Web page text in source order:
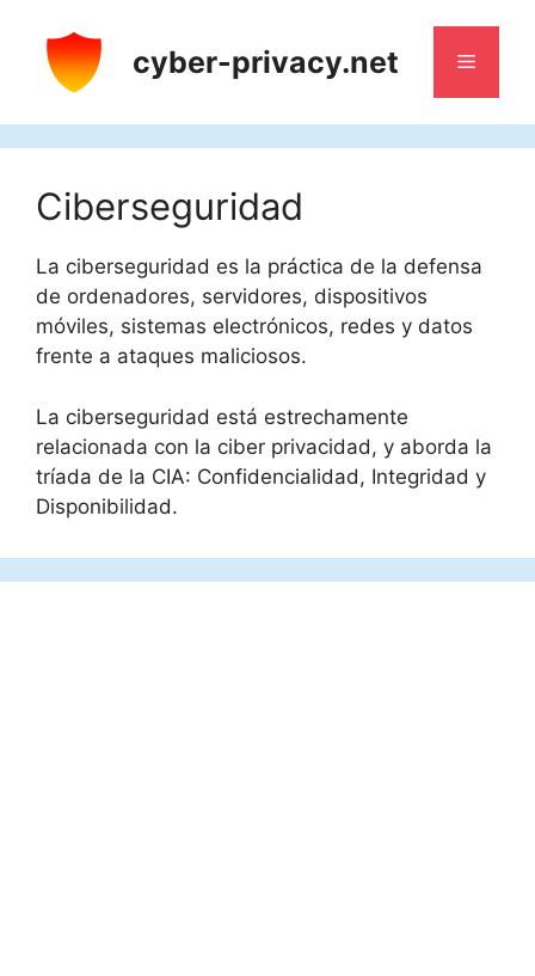
contenido
cyber-privacy.net Menú
Ciberseguridad
La ciberseguridad es la práctica de la defensa
de ordenadores, servidores, dispositivos
móviles, sistemas electrónicos, redes y datos
frente a ataques maliciosos.
La ciberseguridad está estrechamente
relacionada con la ciber privacidad, y aborda la
tríada de la CIA: Confidencialidad, Integridad y
Disponibilidad.